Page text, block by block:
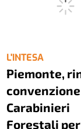
L'INTESA
Piemonte,
Carabinieri
Forestali